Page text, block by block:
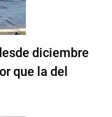
diciembre
que la del